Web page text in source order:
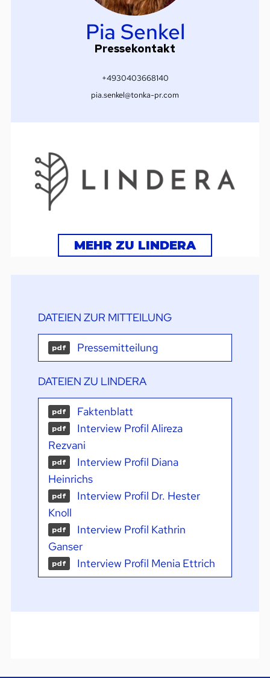
Pia Senkel
Pressekontakt
+4930403668140
pia.senkel@tonka-pr.com
MEHR ZU LINDERA
DATEIEN ZUR MITTEILUNG
pdf Pressemitteilung
DATEIEN ZU LINDERA
pdf Faktenblatt
pdf
Interview Profil Alireza
Rezvani
pdf
Interview Profil Diana
Heinrichs
pdf
Interview Profil Dr. Hester
Knoll
pdf
Interview Profil Kathrin
Ganser
pdf Interview Profil Menia Ettrich